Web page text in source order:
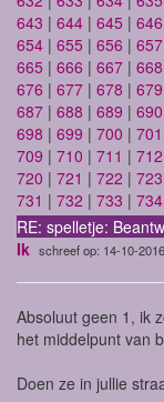
643 | 644 | 645 | 646
654 | 655 | 656 | 657
665 | 666 | 667 | 668
676 | 677 | 678 | 679
687 | 688 | 689 | 690
698 | 699 | 700 | 701
709 | 710 | 711 | 712
720 | 721 | 722 | 723
731 | 732 | 733 | 734
RE: spelletje:
Ik schreef op: 14-10-
Absoluut geen 1, ik
het middelpunt van
Doen ze in jullie